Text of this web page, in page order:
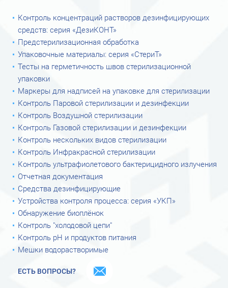
Контроль концентраций растворов дезинфицирующих
средств: серия «ДезиКОНТ»
Предстерилизационная обработка
Упаковочные материалы: серия «СтериТ»
Тесты на герметичность швов стерилизационной
упаковки
Маркеры для надписей на упаковке для стерилизации
Контроль Паровой стерилизации и дезинфекции
Контроль Воздушной стерилизации
Контроль Газовой стерилизации и дезинфекции
Контроль нескольких видов стерилизации
Контроль Инфракрасной стерилизации
Контроль ультрафиолетового бактерицидного излучения
Отчетная документация
Средства дезинфицирующие
Устройства контроля процесса: серия «УКП»
Обнаружение биоплёнок
Контроль "холодовой цепи"
Контроль рН и продуктов питания
Мешки водорастворимые
ЕСТЬ ВОПРОСЫ?